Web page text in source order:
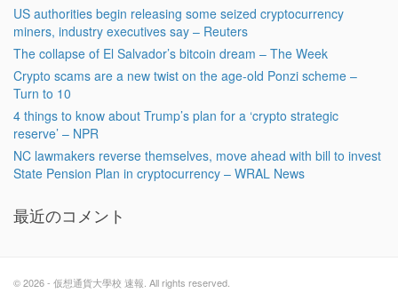
US authorities begin releasing some seized cryptocurrency
miners, industry executives say – Reuters
The collapse of El Salvador’s bitcoin dream – The Week
Crypto scams are a new twist on the age-old Ponzi scheme –
Turn to 10
4 things to know about Trump’s plan for a ‘crypto strategic
reserve’ – NPR
NC lawmakers reverse themselves, move ahead with bill to invest
State Pension Plan in cryptocurrency – WRAL News
最近のコメント
© 2026 - 仮想通貨大學校 速報. All rights reserved.